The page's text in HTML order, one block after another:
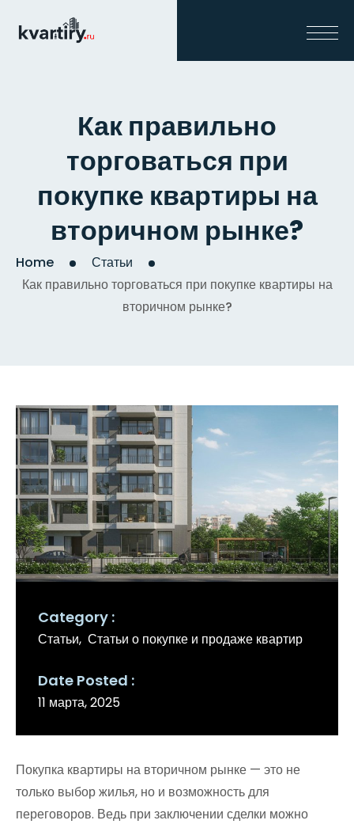
Как правильно
торговаться при
покупке квартиры на
вторичном рынке?
Home
Статьи
Как правильно торговаться при покупке квартиры на
вторичном рынке?
Category
Статьи Статьи о покупке и продаже квартир
Date Posted
11 марта, 2025
Покупка квартиры на вторичном рынке — это не
только выбор жилья, но и возможность для
переговоров. Ведь при заключении сделки можно